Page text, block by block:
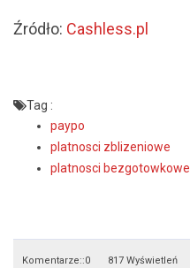
Źródło: Cashless.pl
Tag :
paypo
platnosci zblizeniowe
platnosci bezgotowkowe
Komentarze::0 817 Wyświetleń